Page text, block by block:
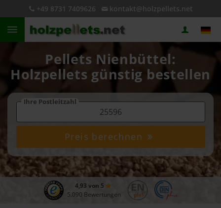
+49 8731 7409626 kontakt@holzpellets.net
Pellets Nienbüttel:
Holzpellets günstig bestellen
Ihre Postleitzahl
Preis berechnen
4,93 von 5
5.090 Bewertungen